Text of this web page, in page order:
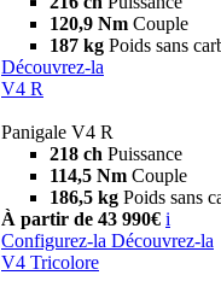
120,9 Nm Couple
187 kg Poids sans
Découvrez-la
V4 R
Panigale V4 R
218 ch Puissance
114,5 Nm Couple
186,5 kg Poids sans
À partir de 43 990€ i
Configurez-la Découvrez-la
V4 Tricolore